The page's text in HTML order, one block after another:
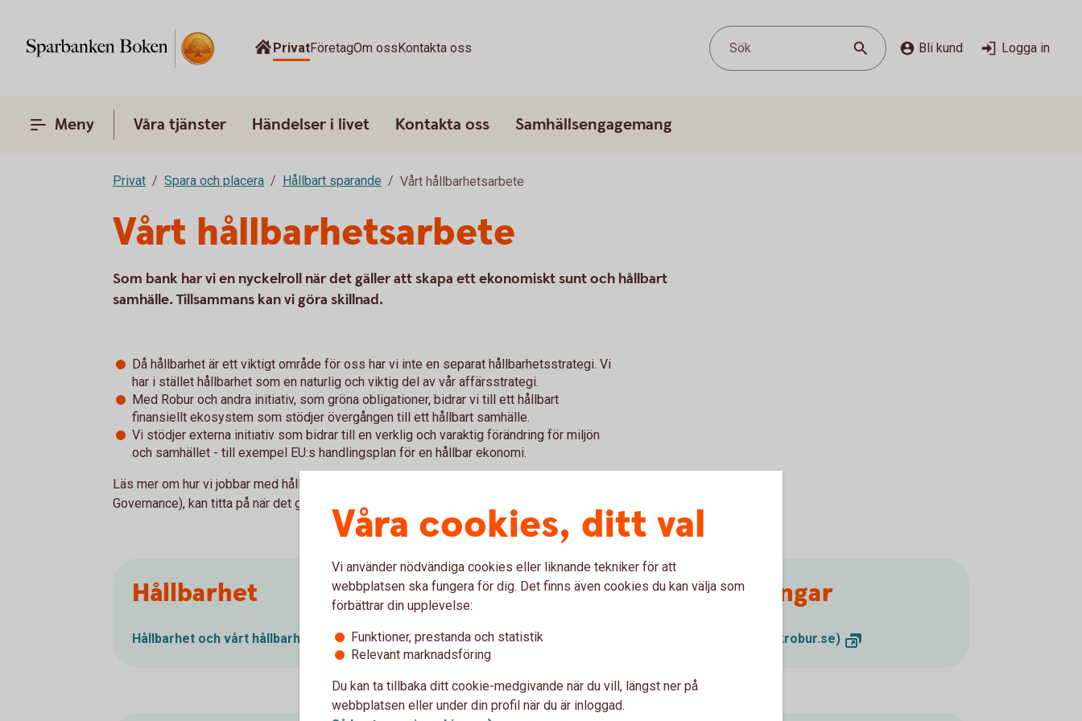
PrivatFöretagOm ossKontakta oss Sök Bli kund Logga in
Meny Våra tjänster Händelser i livet Kontakta oss Samhällsengagemang
Privat Spara och placera Hållbart sparande Vårt hållbarhetsarbete
Vårt hållbarhetsarbete
Som bank har vi en nyckelroll när det gäller att skapa ett ekonomiskt sunt och hållbart
samhälle. Tillsammans kan vi göra skillnad.
Då hållbarhet är ett viktigt område för oss har vi inte en separat hållbarhetsstrategi. Vi
har i stället hållbarhet som en naturlig och viktig del av vår affärsstrategi.
Med Robur och andra initiativ, som gröna obligationer, bidrar vi till ett hållbart
finansiellt ekosystem som stödjer övergången till ett hållbart samhälle.
Vi stödjer externa initiativ som bidrar till en verklig och varaktig förändring för miljön
och samhället - till exempel EU:s handlingsplan för en hållbar ekonomi.
Läs mer om hur vi jobbar med hållbarhet och vad du, enligt ESG (Environmental, Social,
Governance), kan titta på när det gäller hållbarhet.
Hållbarhet
Hållbarhet och vårt hållbarhetsarbete
Hållbara investeringar
Hållbart värdeskapande (swedbankrobur.se)
Våra cookies, ditt val
Vi använder nödvändiga cookies eller liknande tekniker för att
webbplatsen ska fungera för dig. Det finns även cookies du kan välja som
förbättrar din upplevelse:
Funktioner, prestanda och statistik
Relevant marknadsföring
Du kan ta tillbaka ditt cookie-medgivande när du vill, längst ner på
webbplatsen eller under din profil när du är inloggad.